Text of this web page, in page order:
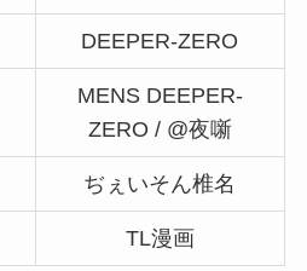
DEEPER-ZERO
MENS DEEPER-
ZERO / @夜噺
ぢぇいそん椎名
TL漫画